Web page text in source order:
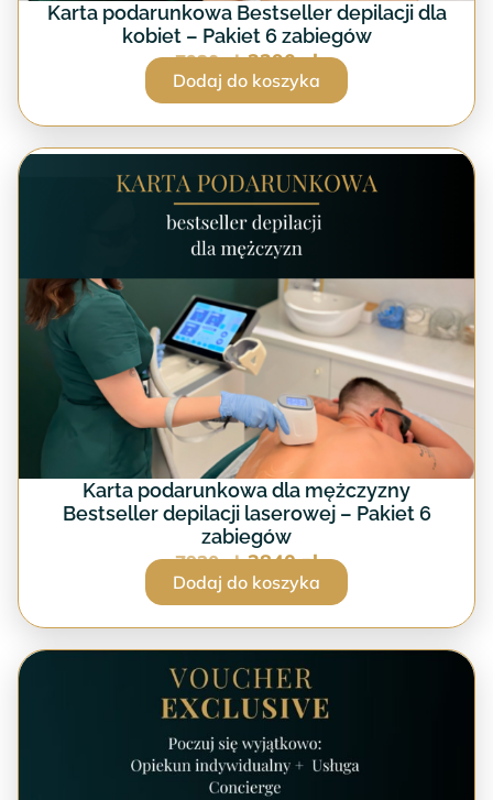
Karta podarunkowa Bestseller depilacji dla
kobiet – Pakiet 6 zabiegów
7920zł 3290zł
Dodaj do koszyka
Karta podarunkowa dla mężczyzny
Bestseller depilacji laserowej – Pakiet 6
zabiegów
7920zł 3840zł
Dodaj do koszyka